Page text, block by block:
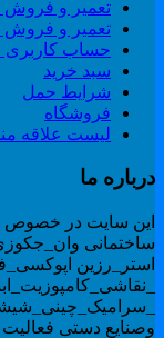
تعمیر و فروش
تعمیر و فروش
حساب کاربری
سبد خرید
شرایط حمل
فروشگاه
لیست علاقه
ما
سایت در خصوص
دستی فعالیت